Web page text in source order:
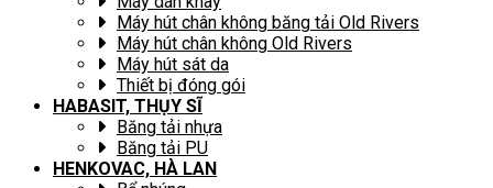
Máy hút chân không băng tải Old Rivers
Máy hút chân không Old Rivers
Máy hút sát da
Thiết bị đóng gói
HABASIT, THỤY SĨ
Băng tải nhựa
Băng tải PU
HENKOVAC, HÀ LAN